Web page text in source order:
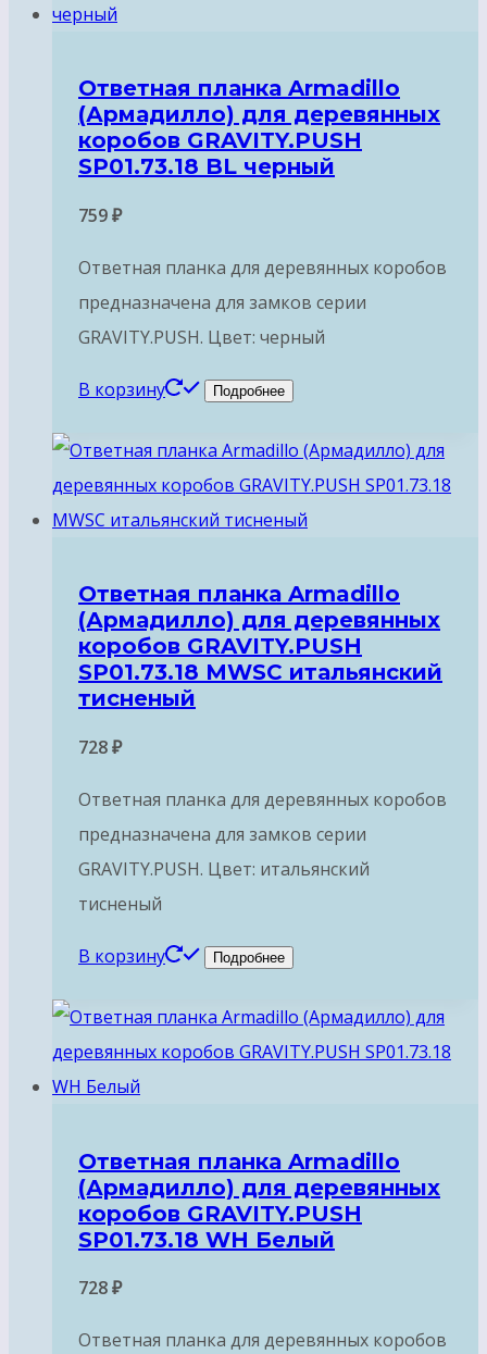
Ответная планка Armadillo
(Армадилло) для деревянных
коробов GRAVITY.PUSH
SP01.73.18 BL черный
759₽
Ответная планка для деревянных коробов
предназначена для замков серии
GRAVITY.PUSH. Цвет: черный
В корзину Подробнее
Ответная планка Armadillo
(Армадилло) для деревянных
коробов GRAVITY.PUSH
SP01.73.18 MWSC итальянский
тисненый
728₽
Ответная планка для деревянных коробов
предназначена для замков серии
GRAVITY.PUSH. Цвет: итальянский
тисненый
В корзину Подробнее
Ответная планка Armadillo
(Армадилло) для деревянных
коробов GRAVITY.PUSH
SP01.73.18 WH Белый
728₽
Ответная планка для деревянных коробов